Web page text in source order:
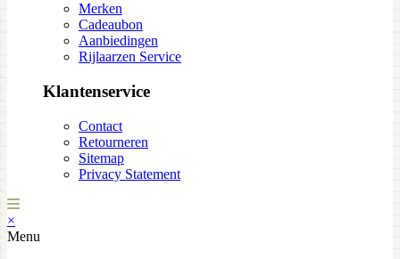
Merken
Cadeaubon
Aanbiedingen
Rijlaarzen Service
Klantenservice
Contact
Retourneren
Sitemap
Privacy Statement
×
Menu